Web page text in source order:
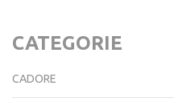
CATEGORIE
CADORE